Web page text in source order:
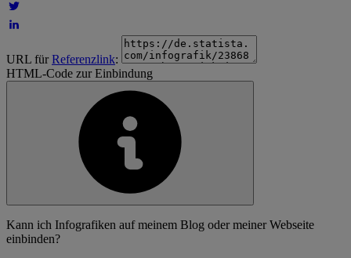
URL fürReferenzlink:
HTML-Code zur Einbindung
Kann ich Infografiken auf meinem Blog oder meiner Webseite
einbinden?